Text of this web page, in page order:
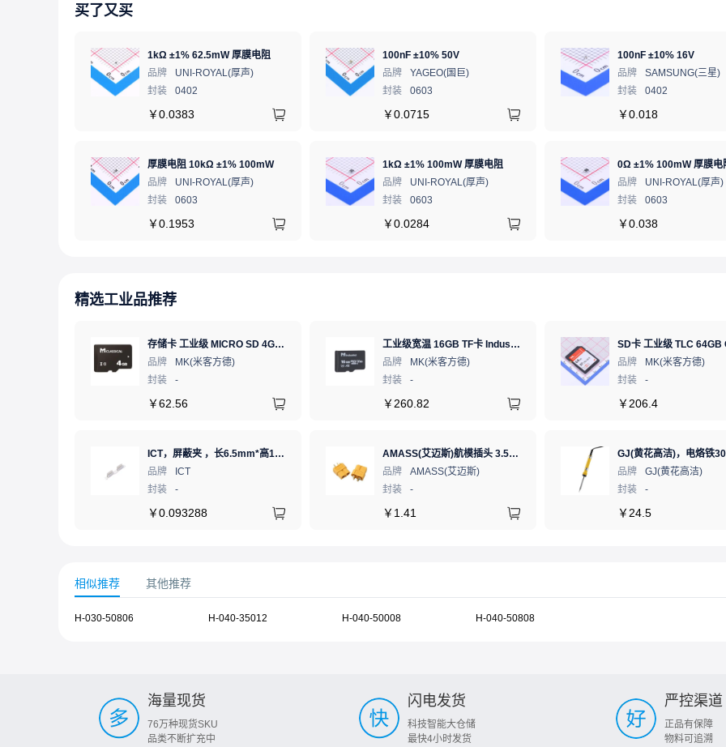
买了又买
1kΩ ±1% 62.5mW 厚膜电阻
品牌
UNI-ROYAL(厚声)
封装
0402
￥0.0383
100nF ±10% 50V
品牌
YAGEO(国巨)
封装
0603
￥0.0715
100nF ±10% 16V
品牌
SAMSUNG(三星)
封装
0402
￥0.018
厚膜电阻 10kΩ ±1% 100mW
品牌
UNI-ROYAL(厚声)
封装
0603
￥0.1953
1kΩ ±1% 100mW 厚膜电阻
品牌
UNI-ROYAL(厚声)
封装
0603
￥0.0284
0Ω ±1% 100mW 厚膜电
品牌
UNI-ROYAL(厚声)
封装
0603
￥0.038
精选工业品推荐
存储卡 工业级 MICRO SD 4GB TF卡 Classical
品牌
MK(米客方德)
封装
-
￥62.56
工业级宽温 16GB TF卡 Industrial WT pSLC 存储卡 MICRO SD LDPC纠错 PE 30K 无人机、行车记录仪、安防监控适配
品牌
MK(米客方德)
封装
-
￥ 260.82
品牌
MK(米客方德)
封装
-
￥ 206.4
ICT，屏蔽夹 ，长6.5mm*高1.21mm，ICSRC6508SFR
品牌
ICT
封装
-
￥0.093288
AMASS(艾迈斯)航模插头 3.5mm镀金香蕉头 母头XT60-F.G.Y
品牌
AMASS(艾迈斯)
封装
-
￥ 1.41
品牌
GJ(黄花高洁)
封装
-
￥ 24.5
相似推荐 其他推荐
H-030-50806 H-040-35012 H-040-50008 H-040-50808
海量现货
76万种现货SKU
品类不断扩充中
闪电发货
科技智能大仓储
最快4小时发货
严控渠道
正品有保障
物料可追溯